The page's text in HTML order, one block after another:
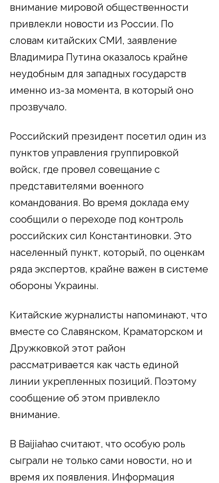
внимание мировой общественности
привлекли новости из России. По
словам китайских СМИ, заявление
Владимира Путина оказалось крайне
неудобным для западных государств
именно из-за момента, в который оно
прозвучало.
Российский президент посетил один из
пунктов управления группировкой
войск, где провел совещание с
представителями военного
командования. Во время доклада ему
сообщили о переходе под контроль
российских сил Константиновки. Это
населенный пункт, который, по оценкам
ряда экспертов, крайне важен в системе
обороны Украины.
Китайские журналисты напоминают, что
вместе со Славянском, Краматорском и
Дружковкой этот район
рассматривается как часть единой
линии укрепленных позиций. Поэтому
сообщение об этом привлекло
внимание.
В Baijiahao считают, что особую роль
сыграли не только сами новости, но и
время их появления. Информация